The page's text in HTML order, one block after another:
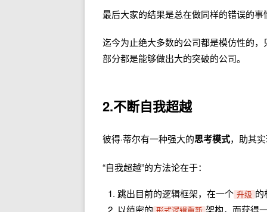
最后大家的结果是总在做同样的错误的
迄今为止绝大多数的公司都是模仿性的
部分都是能够做出大的突破的公司。
2.不断自我超越
彼得·蒂尔有一种强大的思考模式，助其
“自我超越”的方法论在于：
跳出目前的逻辑框架，在一个 升级 的
以缜密的
架构，而获得